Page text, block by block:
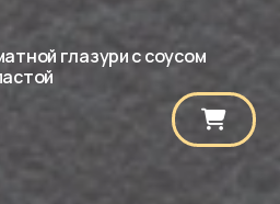
глазури с соусом